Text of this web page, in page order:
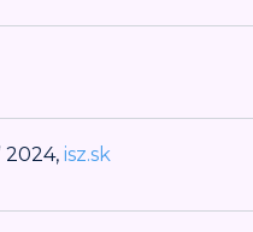
2024, isz.sk